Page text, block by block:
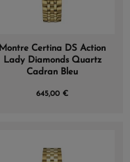
Montre Certina DS Action
Lady Diamonds Quartz
Cadran Bleu
645,00 €